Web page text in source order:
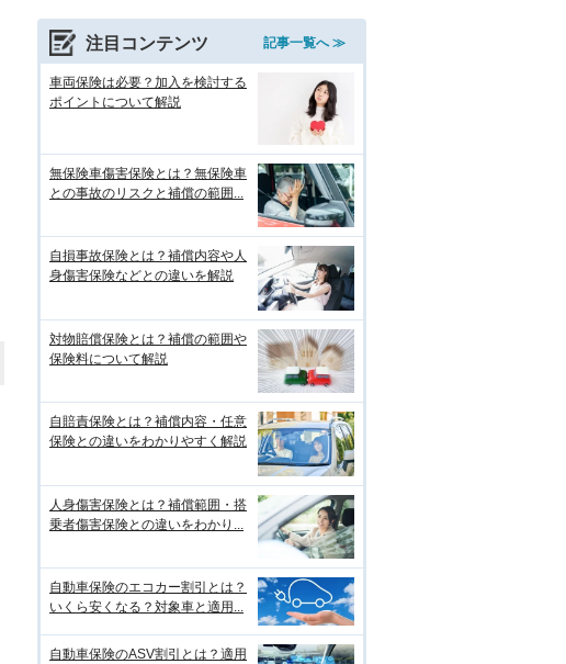
注目コンテンツ 記事一覧へ ≫
車両保険は必要？加入を検討する
ポイントについて解説
無保険車傷害保険とは？無保険車
との事故のリスクと補償の範囲...
自損事故保険とは？補償内容や人
身傷害保険などとの違いを解説
対物賠償保険とは？補償の範囲や
保険料について解説
自賠責保険とは？補償内容・任意
保険との違いをわかりやすく解説
人身傷害保険とは？補償範囲・搭
乗者傷害保険との違いをわかり...
自動車保険のエコカー割引とは？
いくら安くなる？対象車と適用...
自動車保険のASV割引とは？適用